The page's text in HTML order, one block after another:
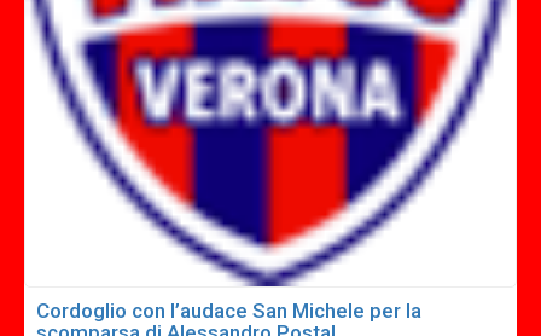
Cordoglio con l’audace San Michele per la